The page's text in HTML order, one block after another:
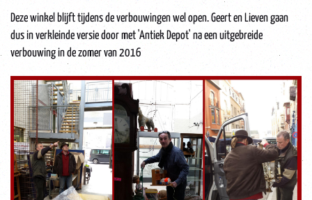
Deze winkel blijft tijdens de verbouwingen wel open. Geert en Lieven gaan
dus in verkleinde versie door met 'Antiek Depot' na een uitgebreide
verbouwing in de zomer van 2016